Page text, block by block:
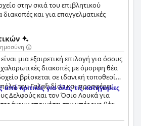
στην σκιά του επιβλητικού
και για επαγγελματικές
είναι μια εξαιρετική επιλογή για όσους
διακοπές με όμορφη θέα
βρίσκεται σε ιδανική τοποθεσία
του Γαλαξιδίου και προσφέρει
Δελφούς και τον Όσιο Λουκά για
έχουν επαινέσει την υπέροχη θέα
τη μεγάλη πισίνα του ξενοδοχείου
Το πρωινό περιγράφεται ως
κριτικές για όλες τις κατηγορίες